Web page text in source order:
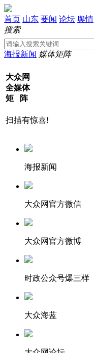
首页 山东 要闻 论坛 舆情
搜索
海报新闻 媒体矩阵
大众网
全媒体
矩 阵
扫描有惊喜!
海报新闻
大众网官方微信
大众网官方微博
时政公众号爆三样
大众海蓝